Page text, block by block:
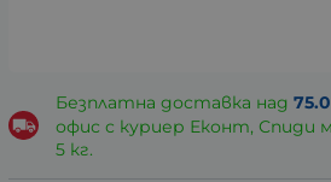
Безплатна доставка над
офис с куриер Еконт, Спиди
5 кг.